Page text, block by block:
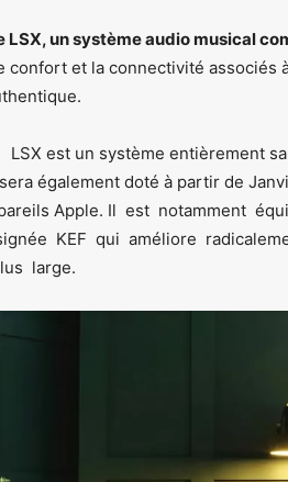
LSX, un système audio musical
confort et la connectivité associés
est un système entièrement
également doté à partir de
Apple. Il est notamment
KEF qui améliore
large.